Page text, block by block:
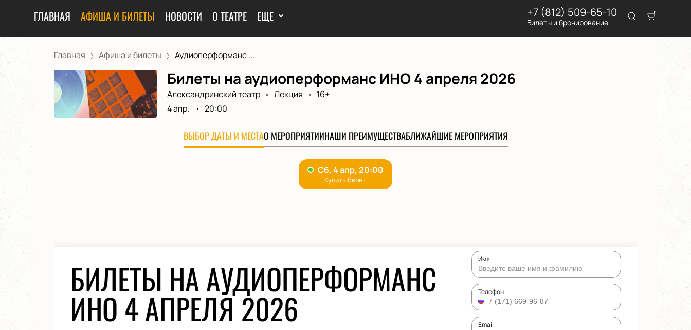
ГЛАВНАЯ АФИША И БИЛЕТЫ НОВОСТИ О ТЕАТРЕ ЕЩЕ +7 (812) 509-65-10
Билеты и бронирование
Главная Афиша и билеты Аудиоперформанс ...
Билеты на аудиоперформанс ИНО 4 апреля 2026
Александринский театр Лекция
16+
4 апр.
20:00
ВЫБОР ДАТЫ И МЕСТАО МЕРОПРИЯТИИНАШИ ПРЕИМУЩЕСТВАБЛИЖАЙШИЕ МЕРОПРИЯТИЯ
БИЛЕТЫ НА АУДИОПЕРФОРМАНС
ИНО 4 АПРЕЛЯ 2026
Имя
Телефон
Email